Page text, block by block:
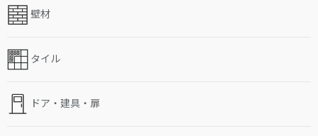
壁材
タイル
ドア・建具・扉